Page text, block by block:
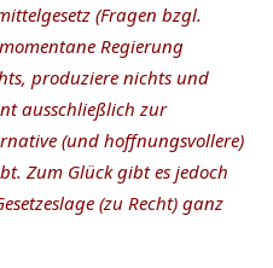
(Fragen bzgl.
Regierung
produziere nichts und
ausschließlich zur
(und hoffnungsvollere)
Zum Glück gibt es jedoch
(zu Recht) ganz